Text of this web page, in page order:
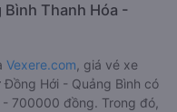
Thanh Hóa -
Vexere.com , giá vé xe
Hới - Quảng Bình có
700000 đồng. Trong đó,